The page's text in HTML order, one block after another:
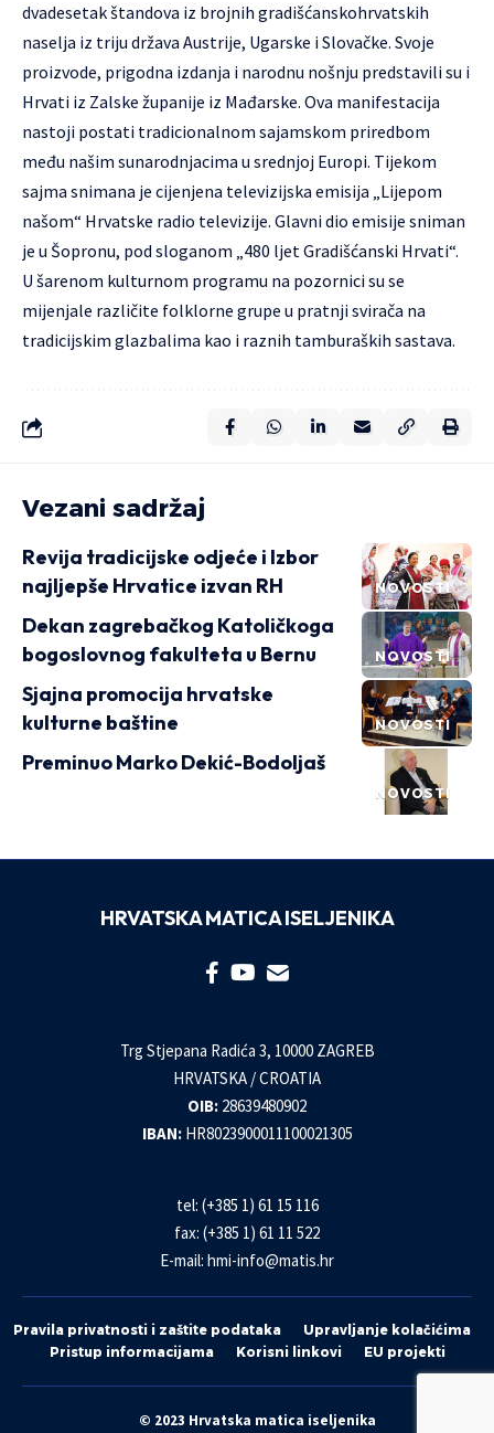
dvadesetak štandova iz brojnih gradišćanskohrvatskih
naselja iz triju država Austrije, Ugarske i Slovačke. Svoje
proizvode, prigodna izdanja i narodnu nošnju predstavili su i
Hrvati iz Zalske županije iz Mađarske. Ova manifestacija
nastoji postati tradicionalnom sajamskom priredbom
među našim sunarodnjacima u srednjoj Europi. Tijekom
sajma snimana je cijenjena televizijska emisija „Lijepom
našom“ Hrvatske radio televizije. Glavni dio emisije sniman
je u Šopronu, pod sloganom „480 ljet Gradišćanski Hrvati“.
U šarenom kulturnom programu na pozornici su se
mijenjale različite folklorne grupe u pratnji svirača na
tradicijskim glazbalima kao i raznih tamburaških sastava.
Vezani sadržaj
NOVOSTI
Revija tradicijske odjeće i Izbor
najljepše Hrvatice izvan RH
NOVOSTI
Dekan zagrebačkog Katoličkoga
bogoslovnog fakulteta u Bernu
NOVOSTI
Sjajna promocija hrvatske
kulturne baštine
NOVOSTI
Preminuo Marko Dekić-Bodoljaš
HRVATSKA MATICA ISELJENIKA
Trg Stjepana Radića 3, 10000 ZAGREB
HRVATSKA / CROATIA
OIB: 28639480902
IBAN: HR8023900011100021305
tel: (+385 1) 61 15 116
fax: (+385 1) 61 11 522
E-mail: hmi-info@matis.hr
Pravila privatnosti i zaštite podataka
Upravljanje kolačićima
Pristup informacijama
Korisni linkovi EU projekti
© 2023 Hrvatska matica iseljenika